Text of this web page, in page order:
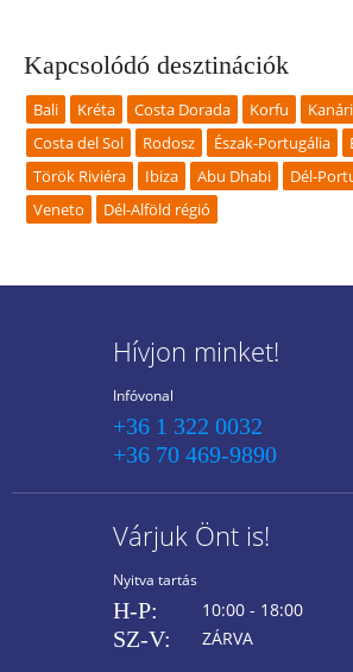
Kapcsolódó desztinációk
Bali Kréta Costa Dorada Korfu
Costa del Sol
Rodosz Észak-Portugália
Török Riviéra
Ibiza Abu Dhabi Dél-
Veneto
Dél-Alföld régió
Hívjon minket!
Infóvonal
+36 1 322 0032
+36 70 469-9890
Várjuk Önt is!
Nyitva tartás
H-P: 10:00 - 18:00
SZ-V: ZÁRVA